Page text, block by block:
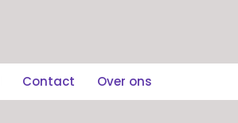
Contact Over ons